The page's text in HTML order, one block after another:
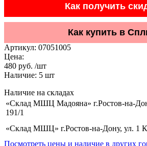
Как получить
Как купить в
Артикул: 07051005
Цена:
480 руб. /шт
Наличие: 5 шт
Наличие на складах
«Склад МШЦ Мадояна» г.Ростов-на-
191/1
«Склад МШЦ» г.Ростов-на-Дону, ул. 1
Посмотреть цены и наличие в других